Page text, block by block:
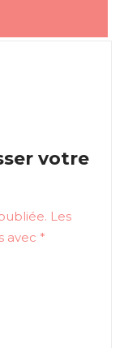
votre
Les
avec *